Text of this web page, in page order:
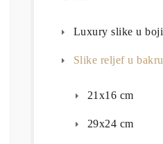
Luxury slike u boji
Slike reljef u bakru
21x16 cm
29x24 cm